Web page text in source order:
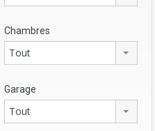
Chambres
Tout
Garage
Tout